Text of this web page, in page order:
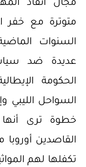
مجال انقاذ
متوترة مع خفر
السنوات
عديدة ضد
الحكومة
السواحل الليبي
خطوة ترى أنها
القاصدين
تكفلها لهم